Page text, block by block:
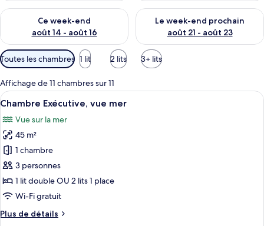
Ce week-end
août 14 - août 16
Vérifier la disponibilité pour ce week-end août 14 - août 16
Le week-end prochain
août 21 - août 23
Vérifier la disponibilité pour
Filtres
disponibles
pour
les
chambres
Toutes les chambres 1 lit 2 lits 3+ lits
Affichage de 11 chambres sur 11
Afficher
toutes
les
photos
pour
ce
type
de
chambre :
Chambre
Une chambre d’hôtel avec un
4
Chambre Exécutive, vue mer
Vue sur la mer
45 m²
1 chambre
3 personnes
1 lit double OU 2 lits 1 place
Wi-Fi gratuit
Plus de détails
Plus